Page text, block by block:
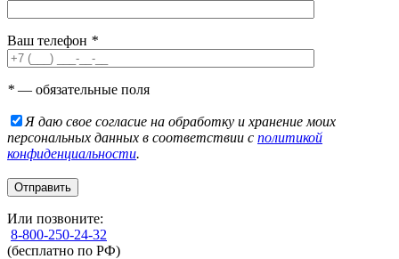
Ваш телефон *
* — обязательные поля
Я даю свое согласие на обработку и хранение моих
персональных данных в соответствии с политикой
конфиденциальности.
Или позвоните:
8-800-250-24-32
(бесплатно по РФ)